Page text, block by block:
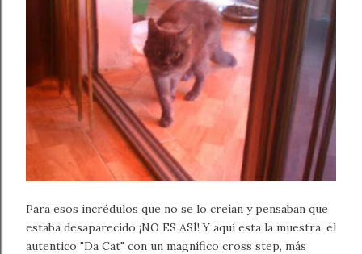
Para esos incrédulos que no se lo creían y pensaban que
estaba desaparecido ¡NO ES ASÍ! Y aquí esta la muestra, el
autentico "Da Cat" con un magnífico cross step, más